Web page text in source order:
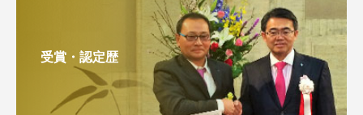
受賞・認定歴